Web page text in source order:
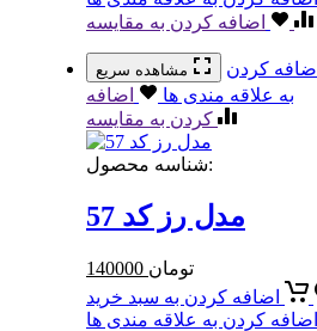
اضافه کردن به مقایسه
مشاهده سریع
اضافه کردن
به علاقه مندی ها
اضافه
کردن به مقایسه
شناسه محصول:
مدل رز کد 57
140000 تومان
اضافه کردن به سبد خرید
اضافه کردن به علاقه مندی ها